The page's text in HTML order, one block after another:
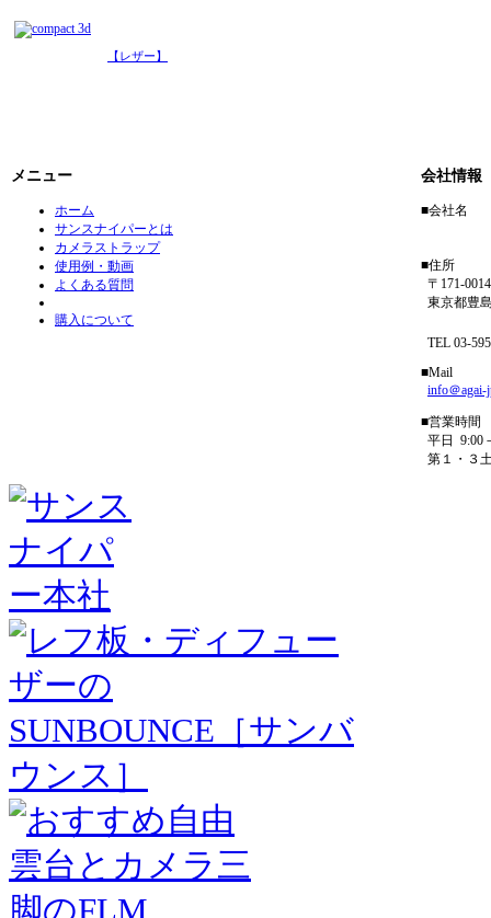
【レザー】
メニュー
ホーム
サンスナイパーとは
カメラストラップ
使用例・動画
よくある質問
購入について
会社情報
■会社名
■住所
〒171-0014
東京都豊
TEL 03-
■Mail
info＠agai-
■営業時間
平日 9:00
第１・３